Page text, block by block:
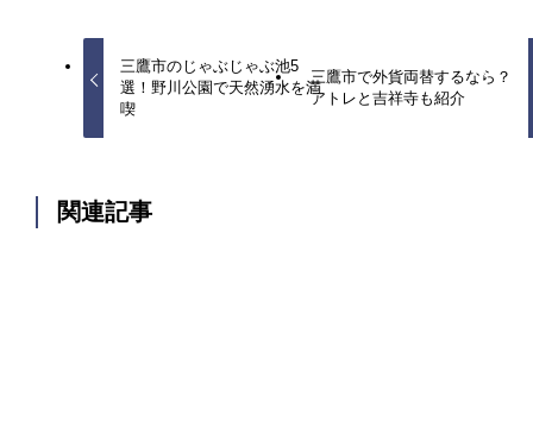
三鷹市のじゃぶじゃぶ池5
選！野川公園で天然湧水を満
喫
三鷹市で外貨両替するなら？
アトレと吉祥寺も紹介
関連記事